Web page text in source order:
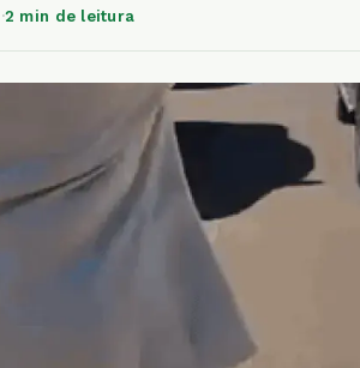
·2 min de leitura